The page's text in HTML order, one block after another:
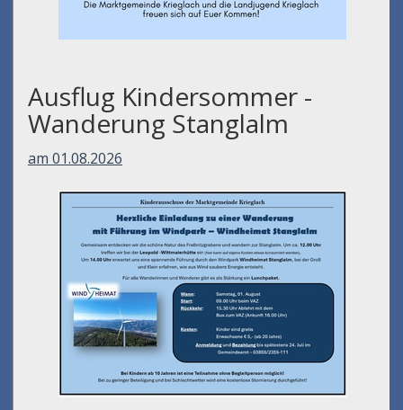
Ausflug Kindersommer -
Wanderung Stanglalm
am 01.08.2026